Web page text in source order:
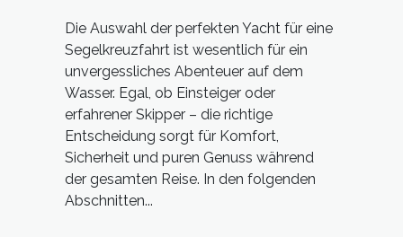
Die Auswahl der perfekten Yacht für eine
Segelkreuzfahrt ist wesentlich für ein
unvergessliches Abenteuer auf dem
Wasser. Egal, ob Einsteiger oder
erfahrener Skipper – die richtige
Entscheidung sorgt für Komfort,
Sicherheit und puren Genuss während
der gesamten Reise. In den folgenden
Abschnitten...